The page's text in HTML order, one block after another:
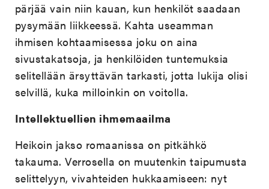
pärjää vain niin kauan, kun henkilöt saadaan
pysymään liikkeessä. Kahta useamman
ihmisen kohtaamisessa joku on aina
sivustakatsoja, ja henkilöiden tuntemuksia
selitellään ärsyttävän tarkasti, jotta lukija olisi
selvillä, kuka milloinkin on voitolla.
Intellektuellien ihmemaailma
Heikoin jakso romaanissa on pitkähkö
takauma. Verrosella on muutenkin taipumusta
selittelyyn, vivahteiden hukkaamiseen: nyt